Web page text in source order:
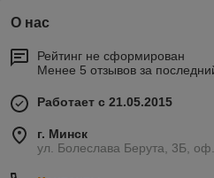
О нас
Рейтинг не сформирован
Менее 5 отзывов за
Работает с 21.05.2015
г. Минск
ул. Болеслава Берута, 3Б,